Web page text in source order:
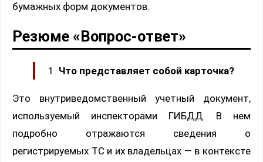
бумажных форм документов.
Резюме «Вопрос-ответ»
Что представляет собой карточка?
Это внутриведомственный учетный документ,
используемый инспекторами ГИБДД. В нем
подробно отражаются сведения о
регистрируемых ТС и их владельцах — в контексте